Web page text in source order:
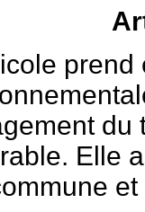
du
Elle